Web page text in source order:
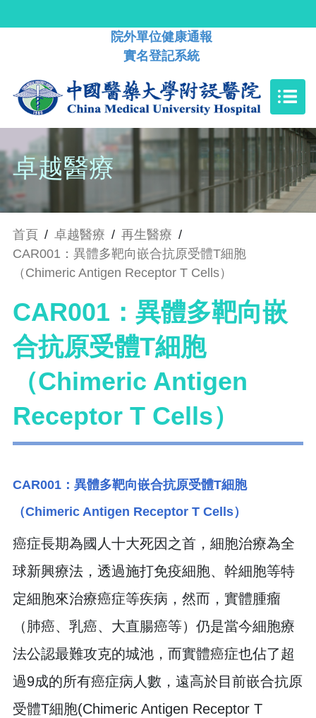
院外單位健康通報
實名登記系統
卓越醫療
首頁 / 卓越醫療 / 再生醫療 /
CAR001：異體多靶向嵌合抗原受體T細胞
（Chimeric Antigen Receptor T Cells）
CAR001：異體多靶向嵌
合抗原受體T細胞
（Chimeric Antigen
Receptor T Cells）
CAR001：異體多靶向嵌合抗原受體T細胞
（Chimeric Antigen Receptor T Cells）
癌症長期為國人十大死因之首，細胞治療為全
球新興療法，透過施打免疫細胞、幹細胞等特
定細胞來治療癌症等疾病，然而，實體腫瘤
（肺癌、乳癌、大直腸癌等）仍是當今細胞療
法公認最難攻克的城池，而實體癌症也佔了超
過9成的所有癌症病人數，遠高於目前嵌合抗原
受體T細胞(Chimeric Antigen Receptor T